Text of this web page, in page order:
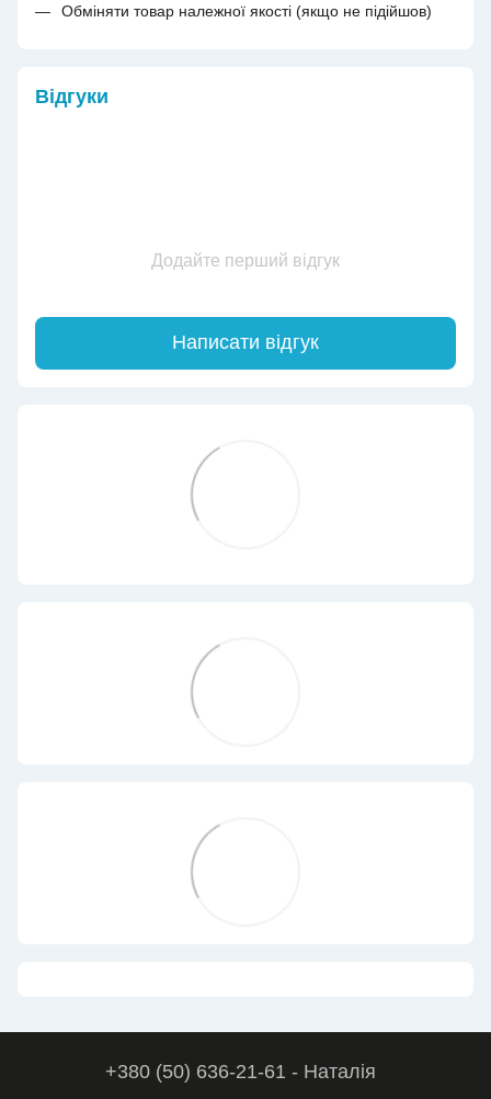
Обміняти товар належної якості (якщо не підійшов)
Відгуки
Додайте перший відгук
Написати відгук
+380 (50) 636-21-61 - Наталія